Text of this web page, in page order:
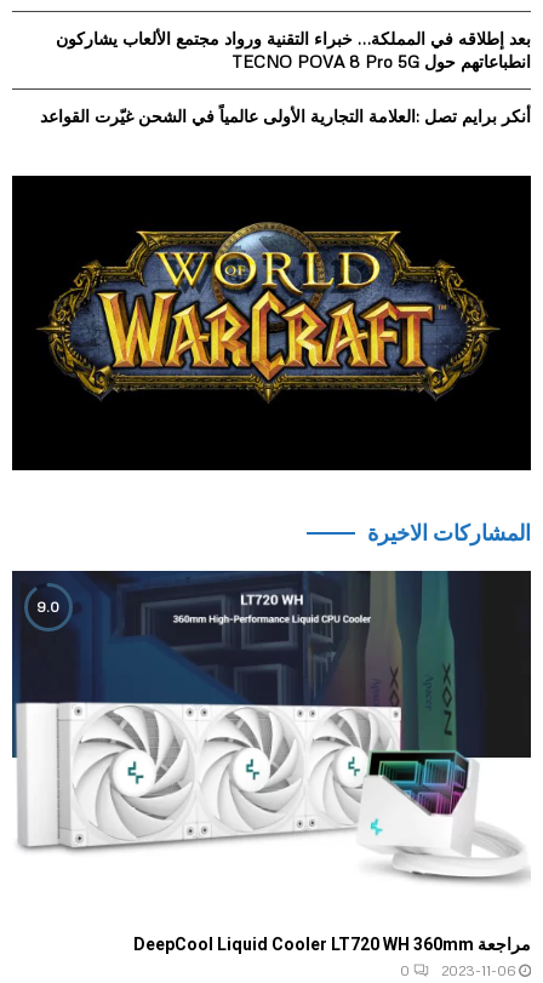
H
بعد إطلاقه في المملكة… خبراء التقنية ورواد مجتمع الألعاب يشاركون
انطباعاتهم حول TECNO POVA 8 Pro 5G
أنكر برايم تصل :العلامة التجارية الأولى عالمياً في الشحن غيّرت القواعد
المشاركات الاخيرة
مراجعة DeepCool Liquid Cooler LT720 WH 360mm
2023-11-06
0
9.0